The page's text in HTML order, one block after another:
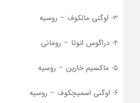
3- اوگنی مالکوف – روسیه
4- دراگوس انوتا – رومانی
5- ماکسیم خارین – روسیه
6- اوگنی اسمیچکوف – روسیه